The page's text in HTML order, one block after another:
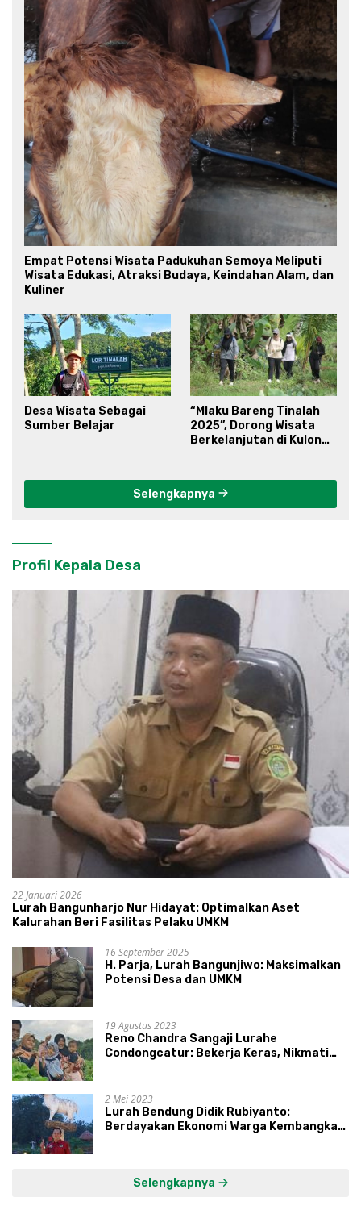
Empat Potensi Wisata Padukuhan Semoya Meliputi
Wisata Edukasi, Atraksi Budaya, Keindahan Alam, dan
Kuliner
Desa Wisata Sebagai
Sumber Belajar
“Mlaku Bareng Tinalah
2025”, Dorong Wisata
Berkelanjutan di Kulon
Selengkapnya
Profil Kepala Desa
22 Januari 2026
Lurah Bangunharjo Nur Hidayat: Optimalkan Aset
Kalurahan Beri Fasilitas Pelaku UMKM
16 September 2025
H. Parja, Lurah Bangunjiwo: Maksimalkan
Potensi Desa dan UMKM
19 Agustus 2023
Reno Chandra Sangaji Lurahe
Condongcatur: Bekerja Keras, Nikmati
2 Mei 2023
Lurah Bendung Didik Rubiyanto:
Berdayakan Ekonomi Warga Kembangkan
Selengkapnya